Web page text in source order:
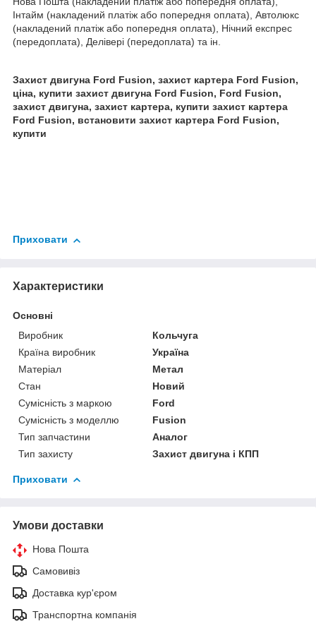
Інтайм (накладений платіж або попередня оплата), Автолюкс
(накладений платіж або попередня оплата), Нічний експрес
(передоплата), Делівері (передоплата) та ін.
Захист двигуна Ford Fusion, захист картера Ford Fusion,
ціна, купити захист двигуна Ford Fusion, Ford Fusion,
захист двигуна, захист картера, купити захист картера
Ford Fusion, встановити захист картера Ford Fusion,
купити
Приховати
Характеристики
Основні
Виробник
Кольчуга
Країна виробник
Україна
Матеріал
Метал
Стан
Новий
Сумісність з маркою
Ford
Сумісність з моделлю
Fusion
Тип запчастини
Аналог
Тип захисту
Захист двигуна і КПП
Приховати
Умови доставки
Нова Пошта
Самовивіз
Доставка кур'єром
Транспортна компанія